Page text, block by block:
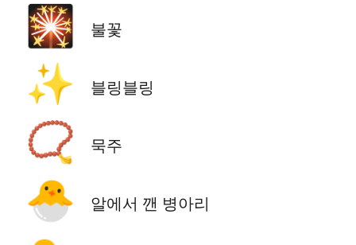
🎇 불꽃
✨ 블링블링
📿 묵주
🐣 알에서 깬 병아리